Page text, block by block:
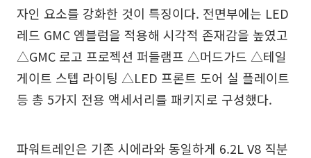
자인 요소를 강화한 것이 특징이다. 전면부에는 LED
레드 GMC 엠블럼을 적용해 시각적 존재감을 높였고
△GMC 로고 프로젝션 퍼들램프 △머드가드 △테일
게이트 스텝 라이팅 △LED 프론트 도어 실 플레이트
등 총 5가지 전용 액세서리를 패키지로 구성했다.
파워트레인은 기존 시에라와 동일하게 6.2L V8 직분